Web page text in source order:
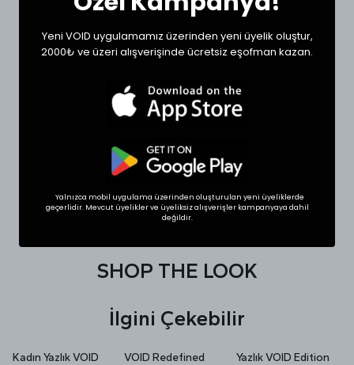
dolabınızdaki beğendiğiniz bir ürünün ölçülerini alıp sipariş
oluşturabilirsiniz.
Ölçülerde +1/-1 cm farklılık olabilir.
Bel (cm)
42
44
46
XLarge 48 59
SHOP THE LOOK
İlgini Çekebilir
Kadın Yazlık VOID
VOID Redefined
Yazlık VOID Edition
Yeni VOID uygulamamız üzerinden yeni üyelik oluştur,
2000₺ ve üzeri alışverişinde ücretsiz eşofman kazan.
Yalnızca mobil uygulama üzerinden oluşturulan yeni üyeliklerde
geçerlidir. Mevcut üyelikler ve üyeliksiz alışverişler kampanyaya dahil
değildir.